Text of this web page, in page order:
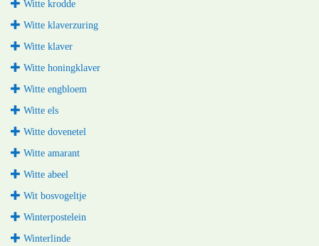
Witte krodde
Witte klaverzuring
Witte klaver
Witte honingklaver
Witte engbloem
Witte els
Witte dovenetel
Witte amarant
Witte abeel
Wit bosvogeltje
Winterpostelein
Winterlinde